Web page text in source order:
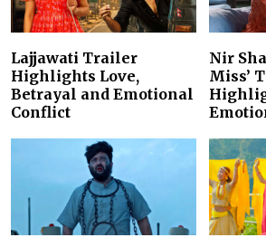
Lajjawati Trailer
Highlights Love,
Betrayal and Emotional
Conflict
Nir
Miss’